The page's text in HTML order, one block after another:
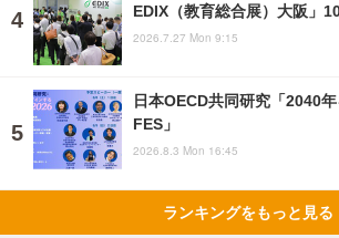
EDIX（教育総合展）大阪」
2026.7.27 Mon 9:15
日本OECD共同研究「2040
FES」
2026.8.3 Mon 16:45
ランキングをもっと見る